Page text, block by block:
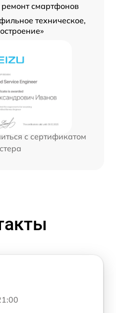
ремонт смартфонов
техническое,
с сертификатом